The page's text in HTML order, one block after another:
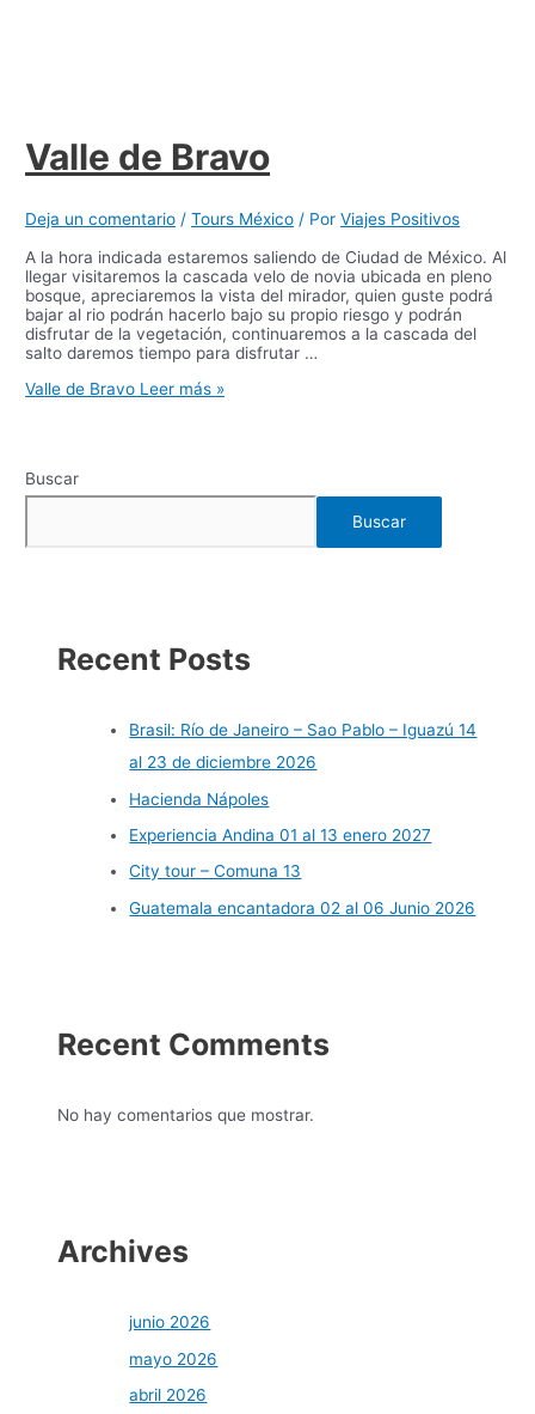
Valle de Bravo
Deja un comentario /Tours México / PorViajes Positivos
A la hora indicada estaremos saliendo de Ciudad de México. Al
llegar visitaremos la cascada velo de novia ubicada en pleno
bosque, apreciaremos la vista del mirador, quien guste podrá
bajar al rio podrán hacerlo bajo su propio riesgo y podrán
disfrutar de la vegetación, continuaremos a la cascada del
salto daremos tiempo para disfrutar …
Valle de Bravo Leer más »
Buscar
Buscar
Recent Posts
Brasil: Río de Janeiro – Sao Pablo – Iguazú 14
al 23 de diciembre 2026
Hacienda Nápoles
Experiencia Andina 01 al 13 enero 2027
City tour – Comuna 13
Guatemala encantadora 02 al 06 Junio 2026
Recent Comments
No hay comentarios que mostrar.
Archives
junio 2026
mayo 2026
abril 2026